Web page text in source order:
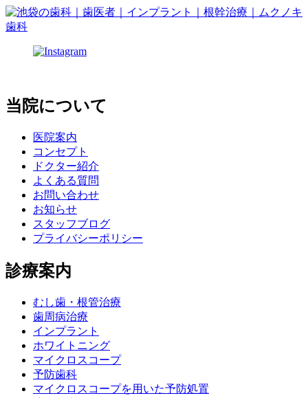
当院について
医院案内
コンセプト
ドクター紹介
よくある質問
お問い合わせ
お知らせ
スタッフブログ
プライバシーポリシー
診療案内
むし歯・根管治療
歯周病治療
インプラント
ホワイトニング
マイクロスコープ
予防歯科
マイクロスコープを用いた予防処置